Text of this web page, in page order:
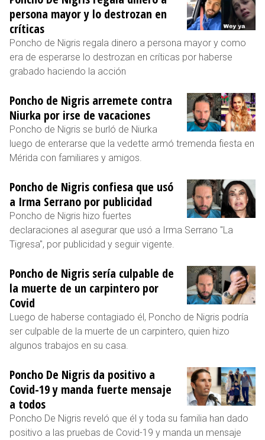
persona mayor y lo destrozan en
críticas
Poncho de Nigris regala dinero a persona mayor y como
era de esperarse lo destrozan en críticas por haberse
grabado haciendo la acción
Poncho de Nigris arremete contra
Niurka por irse de vacaciones
Poncho de Nigris se burló de Niurka
luego de enterarse que la vedette armó tremenda fiesta en
Mérida con familiares y amigos.
Poncho de Nigris confiesa que usó
a Irma Serrano por publicidad
Poncho de Nigris hizo fuertes
declaraciones al asegurar que usó a Irma Serrano "La
Tigresa", por publicidad y seguir vigente.
Poncho de Nigris sería culpable de
la muerte de un carpintero por
Covid
Luego de haberse contagiado él, Poncho de Nigris podría
ser culpable de la muerte de un carpintero, quien hizo
algunos trabajos en su casa.
Poncho De Nigris da positivo a
Covid-19 y manda fuerte mensaje
a todos
Poncho De Nigris reveló que él y toda su familia han dado
positivo a las pruebas de Covid-19 y manda un mensaje